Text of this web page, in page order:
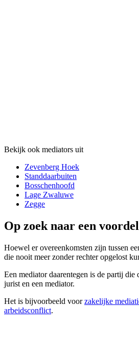
Bekijk ook mediators uit
Zevenberg Hoek
Standdaarbuiten
Bosschenhoofd
Lage Zwaluwe
Zegge
Op zoek naar een
Hoewel er overeenkomsten zijn tussen
die nooit meer zonder rechter opgelost
Een mediator daarentegen is de partij
jurist en een mediator.
Het is bijvoorbeeld voorzakelijke
arbeidsconflict.